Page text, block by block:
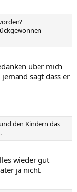
über mich
sagt dass er
den Kindern das
wieder gut
ja nicht.